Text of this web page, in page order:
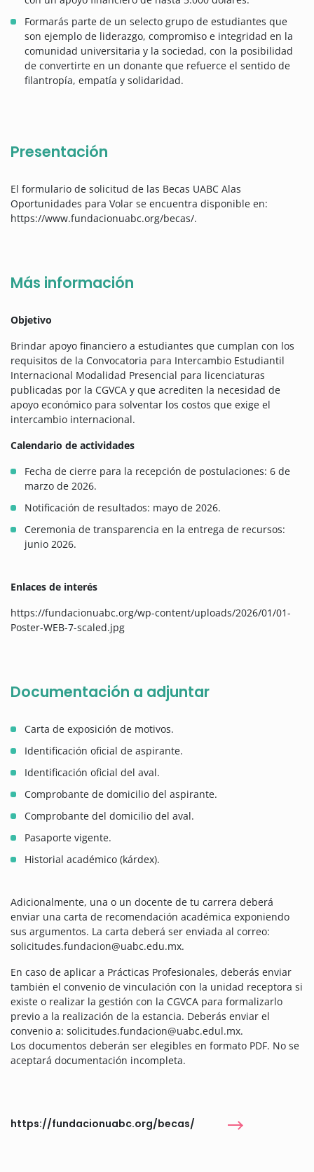
Formarás parte de un selecto grupo de estudiantes que
son ejemplo de liderazgo, compromiso e integridad en la
comunidad universitaria y la sociedad, con la posibilidad
de convertirte en un donante que refuerce el sentido de
filantropía, empatía y solidaridad.
Presentación
El formulario de solicitud de las Becas UABC Alas
Oportunidades para Volar se encuentra disponible en:
https://www.fundacionuabc.org/becas/.
Más información
Objetivo
Brindar apoyo financiero a estudiantes que cumplan con los
requisitos de la Convocatoria para Intercambio Estudiantil
Internacional Modalidad Presencial para licenciaturas
publicadas por la CGVCA y que acrediten la necesidad de
apoyo económico para solventar los costos que exige el
intercambio internacional.
Calendario de actividades
Fecha de cierre para la recepción de postulaciones: 6 de
marzo de 2026.
Notificación de resultados: mayo de 2026.
Ceremonia de transparencia en la entrega de recursos:
junio 2026.
Enlaces de interés
https://fundacionuabc.org/wp-content/uploads/2026/01/01-
Poster-WEB-7-scaled.jpg
Documentación a adjuntar
Carta de exposición de motivos.
Identificación oficial de aspirante.
Identificación oficial del aval.
Comprobante de domicilio del aspirante.
Comprobante del domicilio del aval.
Pasaporte vigente.
Historial académico (kárdex).
Adicionalmente, una o un docente de tu carrera deberá
enviar una carta de recomendación académica exponiendo
sus argumentos. La carta deberá ser enviada al correo:
solicitudes.fundacion@uabc.edu.mx.
En caso de aplicar a Prácticas Profesionales, deberás enviar
también el convenio de vinculación con la unidad receptora si
existe o realizar la gestión con la CGVCA para formalizarlo
previo a la realización de la estancia. Deberás enviar el
convenio a: solicitudes.fundacion@uabc.edul.mx.
Los documentos deberán ser elegibles en formato PDF. No se
aceptará documentación incompleta.
https://fundacionuabc.org/becas/